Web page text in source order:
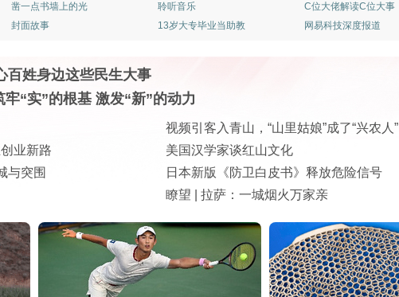
凿一点书墙上的光
封面故事
聆听音乐
13岁大专毕业当助教
C位大佬解读C位大事
网易科技深度报道
百姓身边这些民生大事
牢“实”的根基 激发“新”的动力
业新路
与突围
视频引客入青山，“山里姑娘”成了“兴农人”
美国汉学家谈红山文化
日本新版《防卫白皮书》释放危险信号
瞭望 | 拉萨：一城烟火万家亲